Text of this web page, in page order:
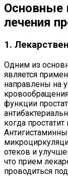
Основные
лечения
1.
Одним из
является
направлены на
функции
когда
отеков и
что прием
проводиться